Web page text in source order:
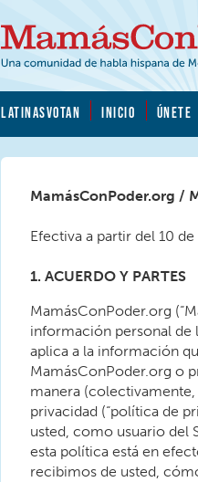
MamásConPoder.org
LATINASVOTAN INICIO ÚNETE
MamásConPoder.org /
Efectiva a partir del 10
1. ACUERDO Y PARTES
MamásConPoder.org
información personal de
aplica a la información
MamásConPoder.org o
manera (colectivamente,
privacidad (“política de
usted, como usuario del
esta política está en
recibimos de usted,